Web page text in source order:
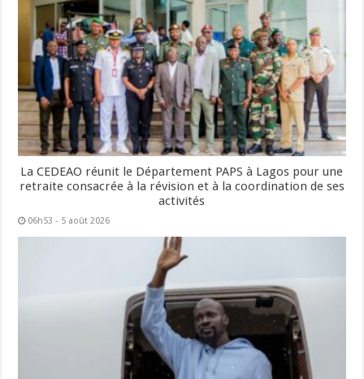
La CEDEAO réunit le Département PAPS à Lagos pour une
retraite consacrée à la révision et à la coordination de ses
activités
06h53 - 5 août 2026